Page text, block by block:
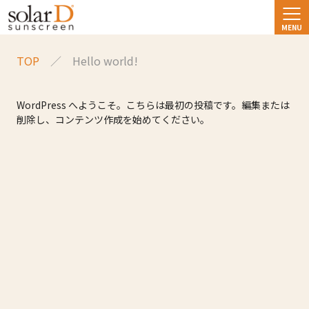
TOP Hello world!
WordPress へようこそ。こちらは最初の投稿です。編集または
削除し、コンテンツ作成を始めてください。